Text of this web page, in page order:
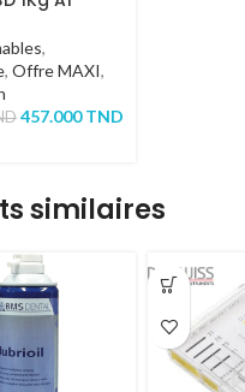
,
, Offre MAXI,
457.000TND
similaires